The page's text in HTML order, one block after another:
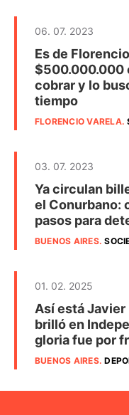
06. 07. 2023
Es de
$500.000.000
cobrar y lo
tiempo
FLORENCIO VARELA.
03. 07. 2023
Ya circulan
el Conurbano:
pasos para
BUENOS AIRES.
01. 02. 2025
Así está
brilló en
gloria fue por
BUENOS AIRES.